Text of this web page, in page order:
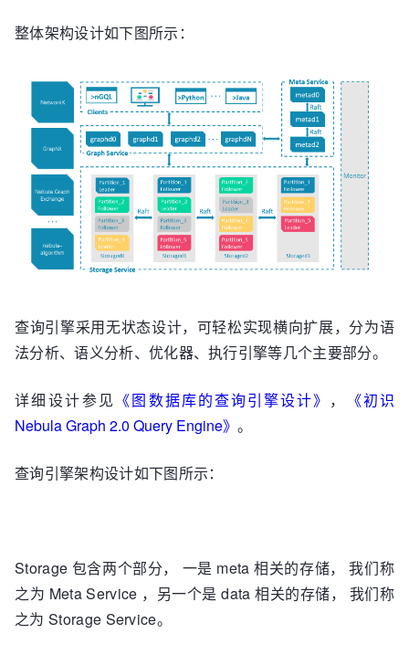
整体架构设计如下图所示：
查询引擎采用无状态设计，可轻松实现横向扩展，分为语
法分析、语义分析、优化器、执行引擎等几个主要部分。
详细设计参见 《图数据库的查询引擎设计》 ，
《初识
Nebula Graph 2.0 Query Engine》 。
查询引擎架构设计如下图所示：
Storage 包含两个部分， 一是 meta 相关的存储， 我们称
之为 Meta Service ，另一个是 data 相关的存储， 我们称
之为 Storage Service。